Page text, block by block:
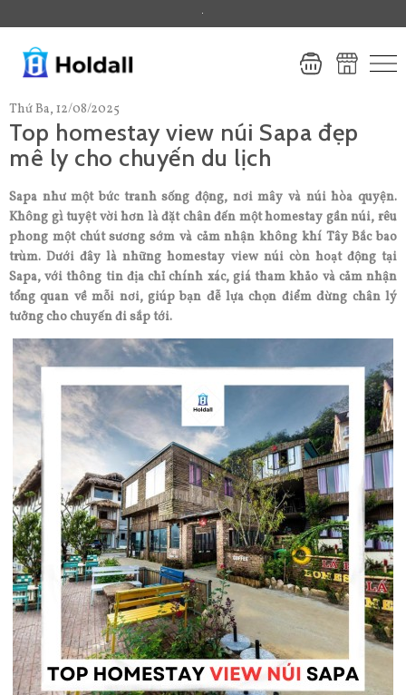
Thứ Ba, 12/08/2025
Top homestay view núi Sapa đẹp
mê ly cho chuyến du lịch
Sapa như một bức tranh sống động, nơi mây và núi hòa quyện.
Không gì tuyệt vời hơn là đặt chân đến một homestay gần núi, rêu
phong một chút sương sớm và cảm nhận không khí Tây Bắc bao
trùm. Dưới đây là những homestay view núi còn hoạt động tại
Sapa, với thông tin địa chỉ chính xác, giá tham khảo và cảm nhận
tổng quan về mỗi nơi, giúp bạn dễ lựa chọn điểm dừng chân lý
tưởng cho chuyến đi sắp tới.